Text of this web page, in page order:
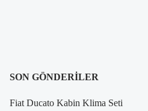
SON GÖNDERILER
Fiat Ducato Kabin Klima Seti